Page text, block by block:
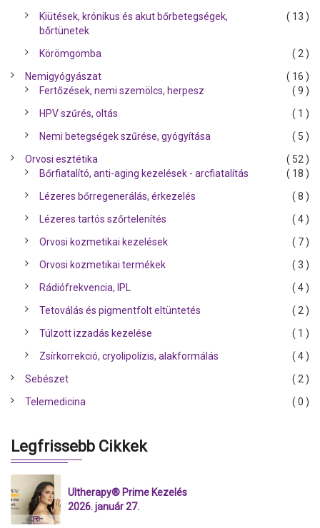
Kiütések, krónikus és akut bőrbetegségek,
bőrtünetek
( 13 )
Körömgomba
( 2 )
Nemigyógyászat
( 16 )
Fertőzések, nemi szemölcs, herpesz
( 9 )
HPV szűrés, oltás
( 1 )
Nemi betegségek szűrése, gyógyítása
( 5 )
Orvosi esztétika
( 52 )
Bőrfiatalító, anti-aging kezelések - arcfiatalítás
( 18 )
Lézeres bőrregenerálás, érkezelés
( 8 )
Lézeres tartós szőrtelenítés
( 4 )
Orvosi kozmetikai kezelések
( 7 )
Orvosi kozmetikai termékek
( 3 )
Rádiófrekvencia, IPL
( 4 )
Tetoválás és pigmentfolt eltüntetés
( 2 )
Túlzott izzadás kezelése
( 1 )
Zsírkorrekció, cryolipolízis, alakformálás
( 4 )
Sebészet
( 2 )
Telemedicina
( 0 )
Legfrissebb Cikkek
Ultherapy® Prime Kezelés
2026. január 27.